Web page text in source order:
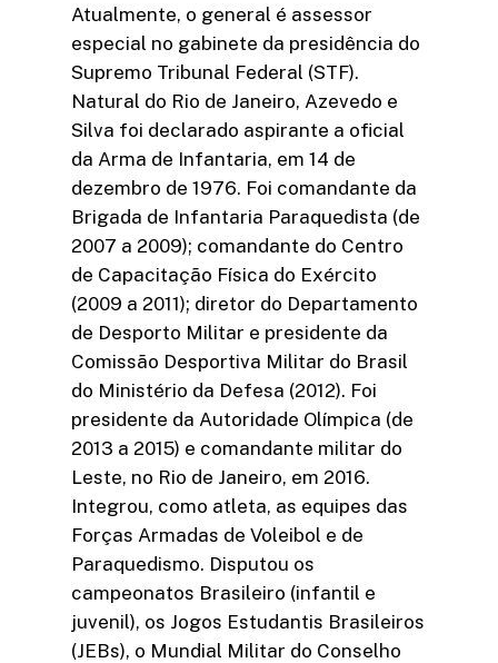
Atualmente, o general é assessor
especial no gabinete da presidência do
Supremo Tribunal Federal (STF).
Natural do Rio de Janeiro, Azevedo e
Silva foi declarado aspirante a oficial
da Arma de Infantaria, em 14 de
dezembro de 1976. Foi comandante da
Brigada de Infantaria Paraquedista (de
2007 a 2009); comandante do Centro
de Capacitação Física do Exército
(2009 a 2011); diretor do Departamento
de Desporto Militar e presidente da
Comissão Desportiva Militar do Brasil
do Ministério da Defesa (2012). Foi
presidente da Autoridade Olímpica (de
2013 a 2015) e comandante militar do
Leste, no Rio de Janeiro, em 2016.
Integrou, como atleta, as equipes das
Forças Armadas de Voleibol e de
Paraquedismo. Disputou os
campeonatos Brasileiro (infantil e
juvenil), os Jogos Estudantis Brasileiros
(JEBs), o Mundial Militar do Conselho